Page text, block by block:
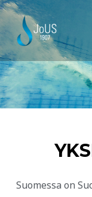
Suomessa on